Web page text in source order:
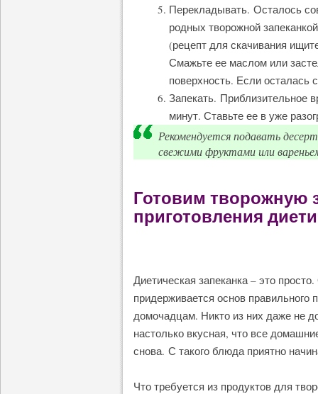
Перекладывать. Осталось
родных творожной
(рецепт для скачивания
Смажьте ее маслом или
поверхность. Если осталась
Запекать. Приблизительное
минут. Ставьте ее в уже
Рекомендуется подавать
свежими фруктами или
Готовим творожную
приготовления
Диетическая запеканка – это
придерживается основ
домочадцам. Никто из них даже не
настолько вкусная, что все
снова. С такого блюда приятно
Что требуется из продуктов для